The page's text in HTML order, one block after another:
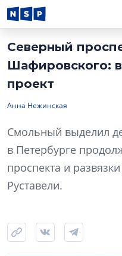
Северный
Шафировского:
проект
Анна Нежинская
Смольный выделил
в Петербурге
проспекта и
Руставели.